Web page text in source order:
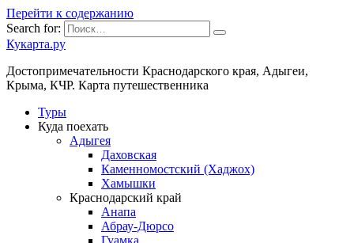
Перейти к содержанию
Search for:
Кукарта.ру
Достопримечательности Краснодарского края, Адыгеи,
Крыма, КЧР. Карта путешественника
Туры
Куда поехать
Адыгея
Даховская
Каменномостский (Хаджох)
Хамышки
Краснодарский край
Анапа
Абрау-Дюрсо
Гуамка